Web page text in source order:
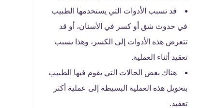
قد تسبب الأدوات التي يستخدمها الطبيب
في حدوث شق أو كسر في الأسنان، أو قد
تتعرض هذه الأدوات إلى الكسر، وهذا يسبب
تعقيد أثناء العملية.
هناك بعض الحالات التي يقوم فيها الطبيب
بتحويل هذه العملية البسيطة إلى عملية أكثر
تعقيد.